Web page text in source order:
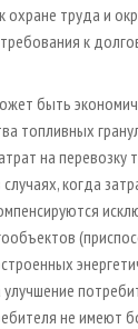
охране труда и
к
быть
топливных
на перевозку
когда
не имеют